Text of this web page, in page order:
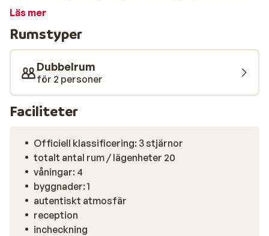
minuten lopen, waardoor je 's morgens als een van de
kamers met een authentieke Tiroolse inrichting.
Bijkomen na een dagje op de piste? Breng dan een
bezoekje aan de spa en warm je spieren weer op in de
sauna. Sluit je dag af in het restaurant, waar een heerlijk
meerdere gangen menu wordt geserveerd.
Läs mer
Rumstyper
Dubbelrum
för 2 personer
Faciliteter
Officiell klassificering: 3 stjärnor
totalt antal rum / lägenheter 20
våningar: 4
byggnader: 1
autentiskt atmosfär
reception
incheckning